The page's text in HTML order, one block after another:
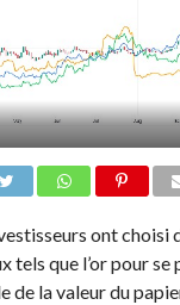
ont choisi
tels que l’or pour
de la valeur du